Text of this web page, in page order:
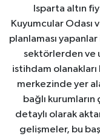
Isparta altın
Kuyumcular Odası
planlaması
sektörlerden ve
istihdam olanakları
merkezinde yer
bağlı kurumların
detaylı olarak
gelişmeler, bu